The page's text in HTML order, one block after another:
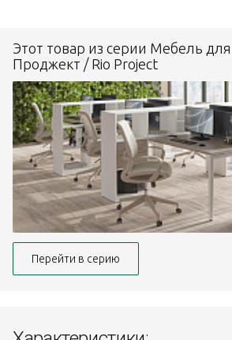
Этот товар из серии Мебель
Проджект / Rio Project
Перейти в серию